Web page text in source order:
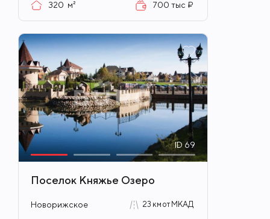
320 м² 700 тыс ₽
ID 69
Поселок Княжье Озеро
Новорижское 23 км от МКАД